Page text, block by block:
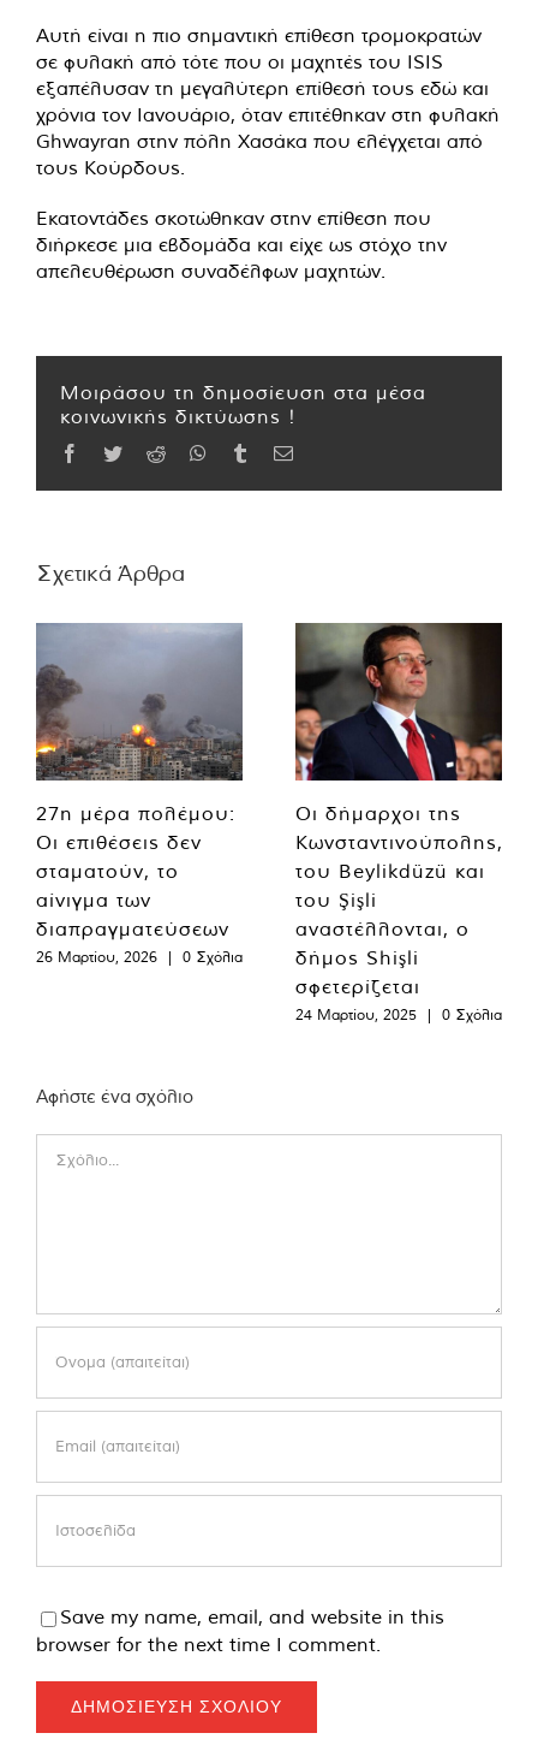
Αυτή είναι η πιο σημαντική επίθεση τρομοκρατών
σε φυλακή από τότε που οι μαχητές του ISIS
εξαπέλυσαν τη μεγαλύτερη επίθεσή τους εδώ και
χρόνια τον Ιανουάριο, όταν επιτέθηκαν στη φυλακή
Ghwayran στην πόλη Χασάκα που ελέγχεται από
τους Κούρδους.
Εκατοντάδες σκοτώθηκαν στην επίθεση που
διήρκεσε μια εβδομάδα και είχε ως στόχο την
απελευθέρωση συναδέλφων μαχητών.
Μοιράσου τη δημοσίευση στα μέσα
κοινωνικής δικτύωσης !
Facebook
TwitterReddit WhatsApp
TumblrEmail
Σχετικά Άρθρα
27η μέρα πολέμου:
Οι επιθέσεις δεν
σταματούν, το
αίνιγμα των
διαπραγματεύσεων
26 Μαρτίου, 2026 | 0 Σχόλια
Οι δήμαρχοι της
Κωνσταντινούπολης,
του Beylikdüzü και
του Şişli
αναστέλλονται, ο
δήμος Shişli
σφετερίζεται
24 Μαρτίου, 2025 | 0 Σχόλια
Αφήστε ένα σχόλιο
Save my name, email, and website in this
browser for the next time I comment.